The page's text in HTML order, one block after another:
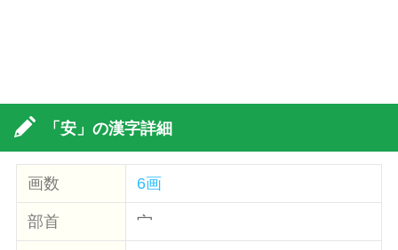
「安」の漢字詳細
画数 6画
部首 宀